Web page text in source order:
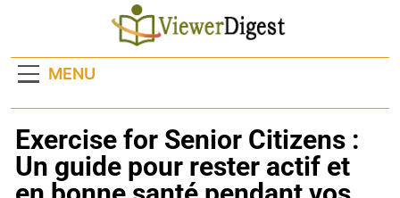
MENU
Exercise for Senior Citizens :
Un guide pour rester actif et